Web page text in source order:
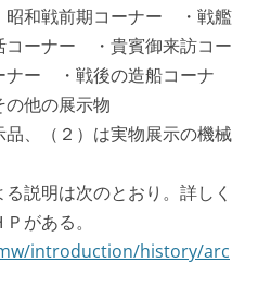
和戦前期コーナー ・戦艦
ーナー ・貴賓御来訪コー
ー ・戦後の造船コーナ
他の展示物
品、（２）は実物展示の機械
説明は次のとおり。詳しく
がある。
introduction/history/arc